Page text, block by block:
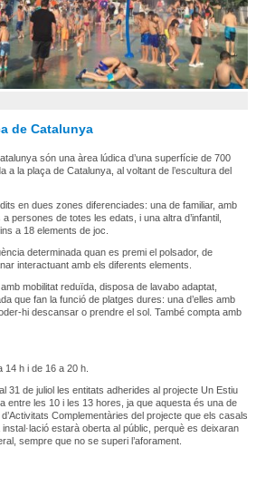
de Catalunya
són una àrea lúdica d’una superfície de 700
a la plaça de Catalunya, al voltant de l’escultura del
en dues zones diferenciades: una de familiar, amb
persones de totes les edats, i una altra d’infantil,
a 18 elements de joc.
determinada quan es premi el polsador, de
interactuant amb els diferents elements.
mobilitat reduïda, disposa de lavabo adaptat,
que fan la funció de platges dures: una d’elles amb
hi descansar o prendre el sol. També compta amb
14 h i de 16 a 20 h.
31 de juliol les entitats adherides al projecte Un Estiu
entre les 10 i les 13 hores, ja que aquesta és una de
Complementàries del projecte que els casals
estarà oberta al públic, perquè es deixaran
sempre que no se superi l’aforament.